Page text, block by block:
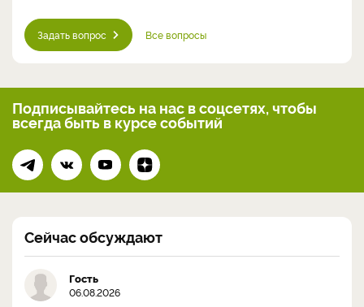
Задать вопрос Все вопросы
Подписывайтесь на нас в соцсетях, чтобы
всегдабыть в курсе событий
Сейчас обсуждают
Гость
06.08.2026